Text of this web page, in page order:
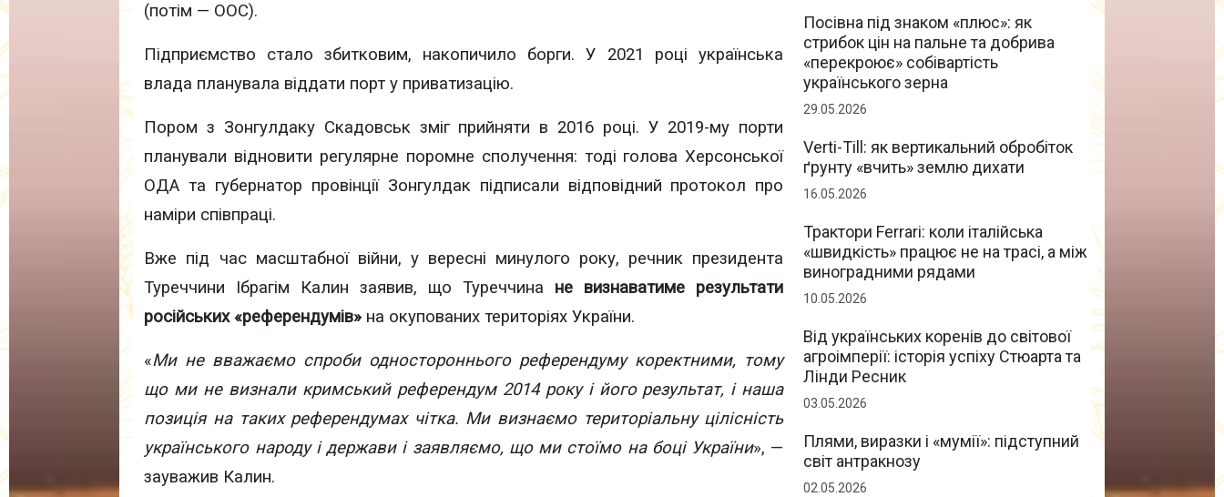
Посівна під знаком «плюс»: як
стрибок цін на пальне та добрива
«перекроює» собівартість
українського зерна
29.05.2026
Verti-Till: як вертикальний обробіток
ґрунту «вчить» землю дихати
16.05.2026
Трактори Ferrari: коли італійська
«швидкість» працює не на трасі, а між
виноградними рядами
10.05.2026
Від українських коренів до світової
агроімперії: історія успіху Стюарта та
Лінди Ресник
03.05.2026
Плями, виразки і «мумії»: підступний
світ антракнозу
02.05.2026
(потім — ООС).
Підприємство стало збитковим, накопичило борги. У 2021 році українська
влада планувала віддати порт у приватизацію.
Пором з Зонгулдаку Скадовськ зміг прийняти в 2016 році. У 2019-му порти
планували відновити регулярне поромне сполучення: тоді голова Херсонської
ОДА та губернатор провінції Зонгулдак підписали відповідний протокол про
наміри співпраці.
Вже під час масштабної війни, у вересні минулого року, речник президента
Туреччини Ібрагім Калин заявив, що Туреччина не визнаватиме результати
російських «референдумів» на окупованих територіях України.
«Ми не вважаємо спроби одностороннього референдуму коректними, тому
що ми не визнали кримський референдум 2014 року і його результат, і наша
позиція на таких референдумах чітка. Ми визнаємо територіальну цілісність
українського народу і держави і заявляємо, що ми стоїмо на боці України», —
зауважив Калин.